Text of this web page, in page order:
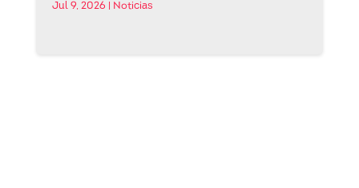
Jul 9, 2026 Noticias